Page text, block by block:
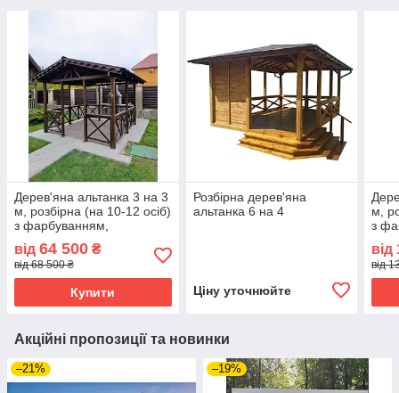
Дерев'яна альтанка 3 на 3
м, розбірна (на 10-12 осіб)
з фарбуванням,
від 64 500 ₴
від 68 500 ₴
Купити
Розбірна дерев'яна
альтанка 6 на 4
Ціну уточнюйте
м,
з
від
від
Акційні пропозиції та новинки
–21% –19%